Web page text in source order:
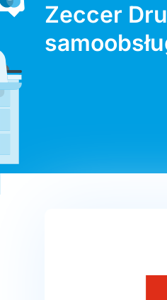
Zeccer